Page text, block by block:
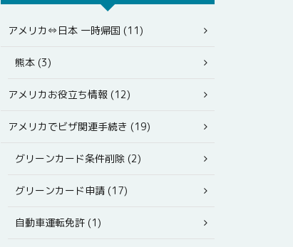
アメリカ⇔日本 一時帰国 (11)
熊本 (3)
アメリカお役立ち情報 (12)
アメリカでビザ関連手続き (19)
グリーンカード条件削除 (2)
グリーンカード申請 (17)
自動車運転免許 (1)